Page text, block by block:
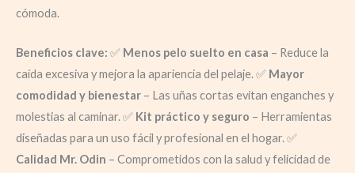
cómoda.
Beneficios clave: ✅ Menos pelo suelto en casa – Reduce la
caída excesiva y mejora la apariencia del pelaje. ✅ Mayor
comodidad y bienestar – Las uñas cortas evitan enganches y
molestias al caminar. ✅ Kit práctico y seguro – Herramientas
diseñadas para un uso fácil y profesional en el hogar. ✅
Calidad Mr. Odin – Comprometidos con la salud y felicidad de